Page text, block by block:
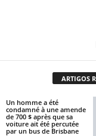
ARTIGOS
Un homme a été
condamné à une amende
de 700 $ après que sa
voiture ait été percutée
par un bus de Brisbane